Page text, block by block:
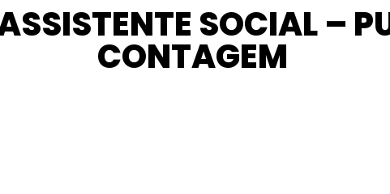
SOCIAL –
CONTAGEM